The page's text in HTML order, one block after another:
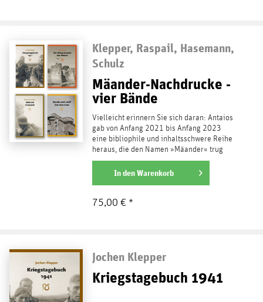
Klepper, Raspail, Hasemann,
Schulz
Mäander-Nachdrucke -
vier Bände
Vielleicht erinnern Sie sich daran: Antaios
gab von Anfang 2021 bis Anfang 2023
eine bibliophile und inhaltsschwere Reihe
heraus, die den Namen »Mäander« trug
und sechshundert...
weiterlesen
In denWarenkorb
75,00 € *
Jochen Klepper
Kriegstagebuch 1941